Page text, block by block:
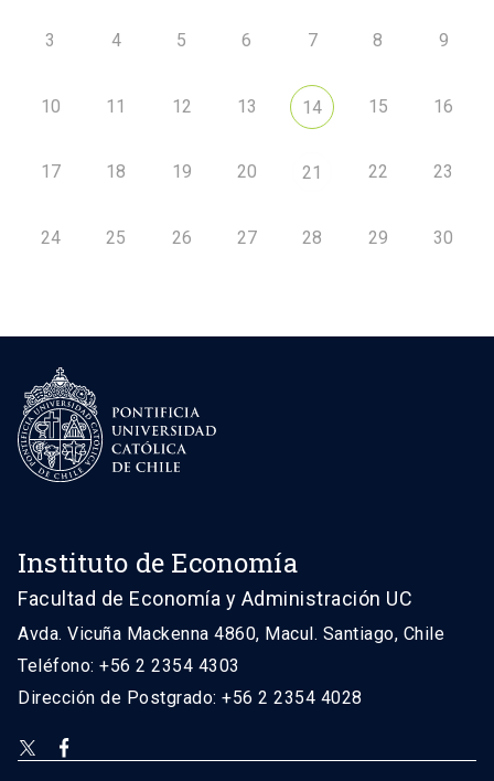
3 4 5 6 7 8 9
10 11 12 13 14 15 16
17 18 19 20 21 22 23
24 25 26 27 28 29 30
Instituto de Economía
Facultad de Economía y Administración UC
Avda. Vicuña Mackenna 4860, Macul. Santiago, Chile
Teléfono: +56 2 2354 4303
Dirección de Postgrado: +56 2 2354 4028